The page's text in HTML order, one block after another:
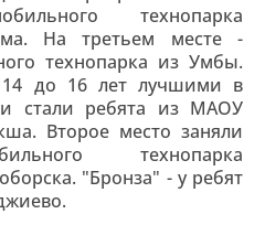
технопарка
На третьем месте -
технопарка из Умбы.
14 до 16 лет лучшими в
стали ребята из МАОУ
Второе место заняли
технопарка
"Бронза" - у ребят